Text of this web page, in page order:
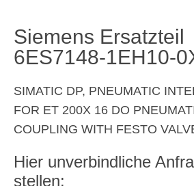
Siemens Ersatzteil
6ES7148-1EH10-
SIMATIC DP, PNEUMATIC
FOR ET 200X 16 DO
COUPLING WITH FESTO
Hier unverbindliche
stellen: